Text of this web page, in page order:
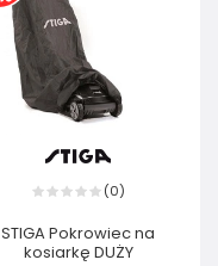
(0)
STIGA Pokrowiec na
kosiarkę DUŻY